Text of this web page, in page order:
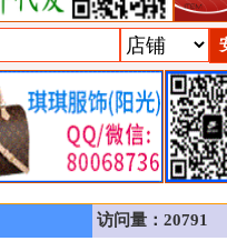
访问量：20791